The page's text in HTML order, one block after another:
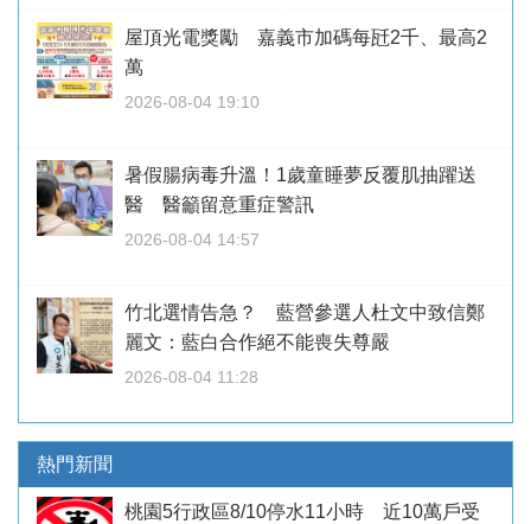
屋頂光電獎勵 嘉義市加碼每瓩2千、最高2
萬
2026-08-04 19:10
暑假腸病毒升溫！1歲童睡夢反覆肌抽躍送
醫 醫籲留意重症警訊
2026-08-04 14:57
竹北選情告急？ 藍營參選人杜文中致信鄭
麗文：藍白合作絕不能喪失尊嚴
2026-08-04 11:28
熱門新聞
桃園5行政區8/10停水11小時 近10萬戶受